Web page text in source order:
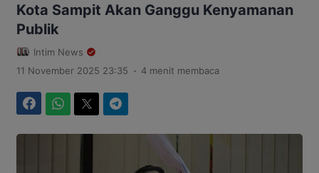
Kota Sampit Akan Ganggu Kenyamanan
Publik
Intim News
11 November 2025 23:35 . 4 menit membaca